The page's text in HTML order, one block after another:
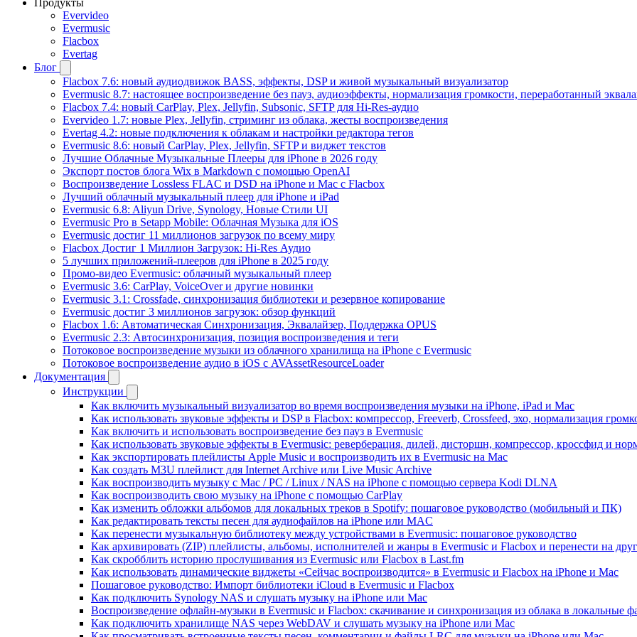
Продукты
Evervideo
Evermusic
Flacbox
Evertag
Блог
Flacbox 7.6: новый аудиодвижок BASS, эффекты, DSP и живой музыкальный визуализатор
Evermusic 8.7: настоящее воспроизведение без пауз, аудиоэффекты, нормализация громкости, переработанный
Flacbox 7.4: новый CarPlay, Plex, Jellyfin, Subsonic, SFTP для Hi-Res-аудио
Evervideo 1.7: новые Plex, Jellyfin, стриминг из облака, жесты воспроизведения
Evertag 4.2: новые подключения к облакам и настройки редактора тегов
Evermusic 8.6: новый CarPlay, Plex, Jellyfin, SFTP и виджет текстов
Лучшие Облачные Музыкальные Плееры для iPhone в 2026 году
Экспорт постов блога Wix в Markdown с помощью OpenAI
Воспроизведение Lossless FLAC и DSD на iPhone и Mac с Flacbox
Лучший облачный музыкальный плеер для iPhone и iPad
Evermusic 6.8: Aliyun Drive, Synology, Новые Стили UI
Evermusic Pro в Setapp Mobile: Облачная Музыка для iOS
Evermusic достиг 11 миллионов загрузок по всему миру
Flacbox Достиг 1 Миллион Загрузок: Hi-Res Аудио
5 лучших приложений-плееров для iPhone в 2025 году
Промо-видео Evermusic: облачный музыкальный плеер
Evermusic 3.6: CarPlay, VoiceOver и другие новинки
Evermusic 3.1: Crossfade, синхронизация библиотеки и резервное копирование
Evermusic достиг 3 миллионов загрузок: обзор функций
Flacbox 1.6: Автоматическая Синхронизация, Эквалайзер, Поддержка OPUS
Evermusic 2.3: Автосинхронизация, позиция воспроизведения и теги
Потоковое воспроизведение музыки из облачного хранилища на iPhone с Evermusic
Потоковое воспроизведение аудио в iOS с AVAssetResourceLoader
Документация
Инструкции
Как включить музыкальный визуализатор во время воспроизведения музыки на iPhone, iPad и Mac
Как использовать звуковые эффекты и DSP в Flacbox: компрессор, Freeverb, Crossfeed, эхо, нормализация
Как включить и использовать воспроизведение без пауз в Evermusic
Как использовать звуковые эффекты в Evermusic: реверберация, дилей, дисторшн, компрессор, кроссфид и
Как экспортировать плейлисты Apple Music и воспроизводить их в Evermusic на Mac
Как создать M3U плейлист для Internet Archive или Live Music Archive
Как воспроизводить музыку с Mac / PC / Linux / NAS на iPhone с помощью сервера Kodi DLNA
Как воспроизводить свою музыку на iPhone с помощью CarPlay
Как изменить обложки альбомов для локальных треков в Spotify: пошаговое руководство (мобильный и ПК)
Как редактировать тексты песен для аудиофайлов на iPhone или MAC
Как перенести музыкальную библиотеку между устройствами в Evermusic: пошаговое руководство
Как архивировать (ZIP) плейлисты, альбомы, исполнителей и жанры в Evermusic и Flacbox и перенести на
Как скробблить историю прослушивания из Evermusic или Flacbox в Last.fm
Как использовать динамические виджеты «Сейчас воспроизводится» в Evermusic и Flacbox на iPhone и Mac
Пошаговое руководство: Импорт библиотеки iCloud в Evermusic и Flacbox
Как подключить Synology NAS и слушать музыку на iPhone или Mac
Воспроизведение офлайн-музыки в Evermusic и Flacbox: скачивание и синхронизация из облака в локальные
Как подключить хранилище NAS через WebDAV и слушать музыку на iPhone или Mac